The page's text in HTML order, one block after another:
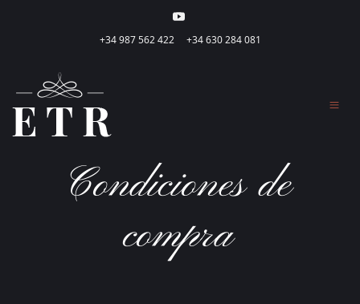
+34 987 562 422 +34 630 284 081
Condiciones de
compra